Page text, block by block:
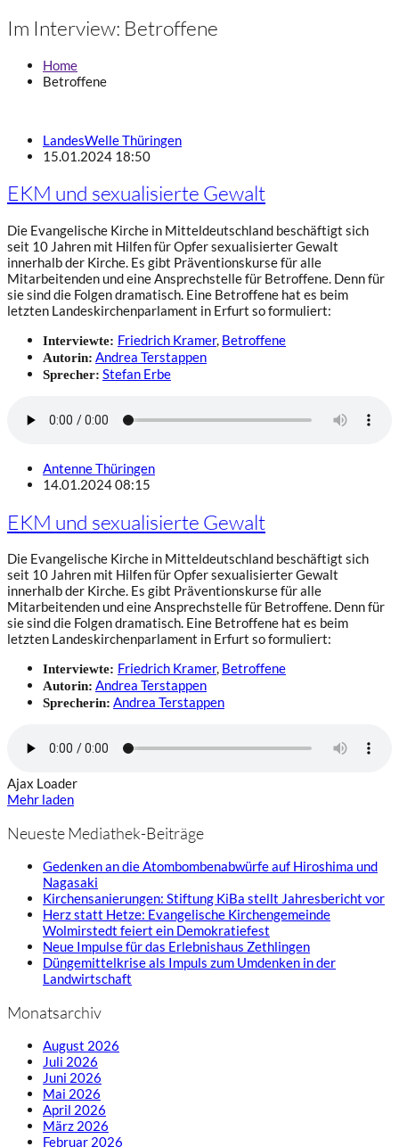
Im Interview: Betroffene
Home
Betroffene
LandesWelle Thüringen
15.01.2024 18:50
EKM und sexualisierte Gewalt
Die Evangelische Kirche in Mitteldeutschland beschäftigt sich
seit 10 Jahren mit Hilfen für Opfer sexualisierter Gewalt
innerhalb der Kirche. Es gibt Präventionskurse für alle
Mitarbeitenden und eine Ansprechstelle für Betroffene. Denn für
sie sind die Folgen dramatisch. Eine Betroffene hat es beim
letzten Landeskirchenparlament in Erfurt so formuliert:
Interviewte: Friedrich Kramer, Betroffene
Autorin: Andrea Terstappen
Sprecher: Stefan Erbe
Antenne Thüringen
14.01.2024 08:15
EKM und sexualisierte Gewalt
Die Evangelische Kirche in Mitteldeutschland beschäftigt sich
seit 10 Jahren mit Hilfen für Opfer sexualisierter Gewalt
innerhalb der Kirche. Es gibt Präventionskurse für alle
Mitarbeitenden und eine Ansprechstelle für Betroffene. Denn für
sie sind die Folgen dramatisch. Eine Betroffene hat es beim
letzten Landeskirchenparlament in Erfurt so formuliert:
Interviewte: Friedrich Kramer, Betroffene
Autorin: Andrea Terstappen
Sprecherin: Andrea Terstappen
Ajax Loader
Mehr laden
Neueste Mediathek-Beiträge
Gedenken an die Atombombenabwürfe auf Hiroshima und
Nagasaki
Kirchensanierungen: Stiftung KiBa stellt Jahresbericht vor
Herz statt Hetze: Evangelische Kirchengemeinde
Wolmirstedt feiert ein Demokratiefest
Neue Impulse für das Erlebnishaus Zethlingen
Düngemittelkrise als Impuls zum Umdenken in der
Landwirtschaft
Monatsarchiv
August 2026
Juli 2026
Juni 2026
Mai 2026
April 2026
März 2026
Februar 2026